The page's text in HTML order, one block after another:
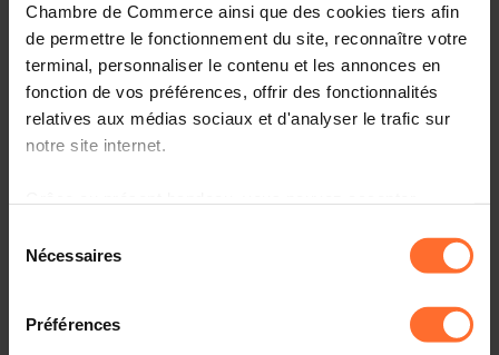
Chambre de Commerce ainsi que des cookies tiers afin
de permettre le fonctionnement du site, reconnaître votre
terminal, personnaliser le contenu et les annonces en
fonction de vos préférences, offrir des fonctionnalités
relatives aux médias sociaux et d'analyser le trafic sur
notre site internet.
à l’exception des cookies strictement nécessaires au
fonctionnement du site. Une description des différents
cookies est accessible sous l’onglet « Détails » ci-
dessus.
Nécessaires
Préférences
Les acteurs de l'immobilier mondial se retrouvent de
nouveau au MIPIM 2024, malgré un contexte difficile
18.03.2024 - Agefi Luxembourg